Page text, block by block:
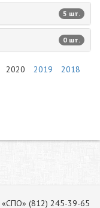
5 шт.
0 шт.
2020 2019
2018
(812) 245-39-65